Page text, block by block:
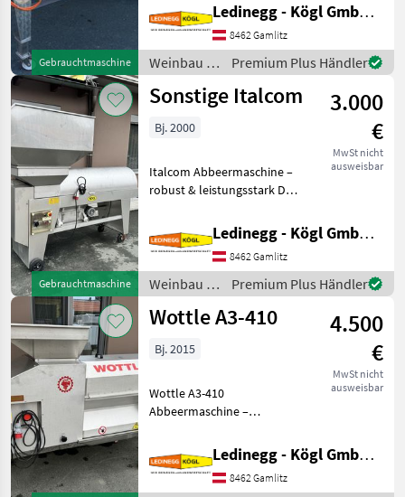
Gebrauchtmaschine
Jahr 2000 ist eine robuste
und leistungsstarke Lösung
für die
Traubenverarbeitung mit
einer maximalen Leistu
Ledinegg - Kögl GmbH - Obst- und Weinbautechnik
8462 Gamlitz
Weinbau /
Sonstige
Premium Plus Händler
Gebrauchtmaschine
Sonstige Italcom
3.000
€
MwSt nicht
ausweisbar
Bj. 2000
Italcom Abbeermaschine –
robust & leistungsstark Die
überzeugt mit einer
maximalen Abbeerleistung
von 16 Tonnen pro Stunde
und ist damit id
Ledinegg - Kögl GmbH - Obst- und Weinbautechnik
8462 Gamlitz
Weinbau /
Sonstige
Premium Plus Händler
Wottle A3-410
4.500
€
MwSt nicht
ausweisbar
Bj. 2015
Wottle A3-410
Abbeermaschine –
Die Wottle A3-410 ist eine
robuste
Edelstahlausführung und
Ledinegg - Kögl GmbH - Obst- und Weinbautechnik
8462 Gamlitz